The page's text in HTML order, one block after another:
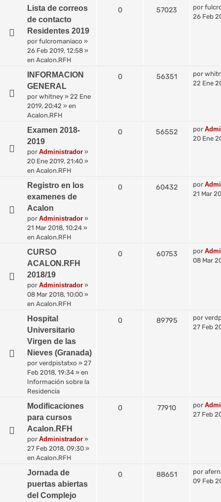
Lista de correos
de contacto
Residentes 2019
por fulcromaniaco »
26 Feb 2019, 12:58 »
en Acalon.RFH
0 57023 por
26 Feb
INFORMACION
GENERAL
por whitney » 22 Ene
2019, 20:42 » en
Acalon.RFH
0 56351 por
22 Ene
Examen 2018-
2019
por Administrador »
20 Ene 2019, 21:40 »
en Acalon.RFH
0 56552 por
20 Ene
Registro en los
examenes de
Acalon
por Administrador »
21 Mar 2018, 10:24 »
en Acalon.RFH
0 60432 por
21 Mar
CURSO
ACALON.RFH
2018/19
por Administrador »
08 Mar 2018, 10:00 »
en Acalon.RFH
0 60753 por
08 Mar
Hospital
Universitario
Virgen de las
Nieves (Granada)
por verdpistatxo » 27
Feb 2018, 19:34 » en
Información sobre la
Residencia
0 89795 por
27 Feb
Modificaciones
para cursos
Acalon.RFH
por Administrador »
27 Feb 2018, 09:30 »
en Acalon.RFH
0 77910 por
27 Feb
Jornada de
puertas abiertas
del Complejo
0 88651 por
09 Feb